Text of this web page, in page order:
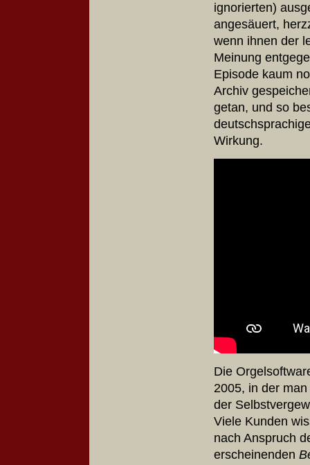
ignorierten)
angesäuert,
wenn ihnen der
Meinung
Episode kaum
Archiv
getan, und so
Wirkung.
Die
2005, in der
der
Viele Kunden
nach Anspruch
erscheinenden